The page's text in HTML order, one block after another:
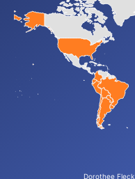
Dorothee Fleck